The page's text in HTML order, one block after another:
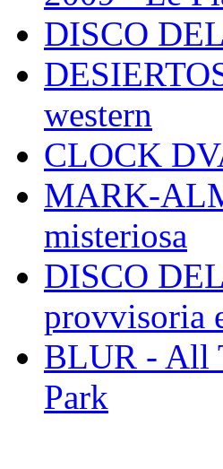
DISCO
western
CLOCK
MARK-
misteriosa
DISCO
provvisoria
BLUR - All
Park